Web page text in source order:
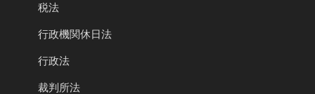
税法
行政機関休日法
行政法
裁判所法